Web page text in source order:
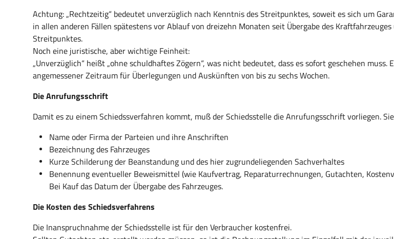
Achtung: „Rechtzeitig“ bedeutet unverzüglich nach Kenntnis des Streitpunktes, soweit es sich um
in allen anderen Fällen spätestens vor Ablauf von dreizehn Monaten seit Übergabe des
Streitpunktes.
Noch eine juristische, aber wichtige Feinheit:
„Unverzüglich“ heißt „ohne schuldhaftes Zögern“, was nicht bedeutet, dass es sofort geschehen
angemessener Zeitraum für Überlegungen und Auskünften von bis zu sechs Wochen.
Die Anrufungsschrift
Damit es zu einem Schiedssverfahren kommt, muß der Schiedsstelle die Anrufungsschrift vorliegen.
Name oder Firma der Parteien und ihre Anschriften
Bezeichnung des Fahrzeuges
Kurze Schilderung der Beanstandung und des hier zugrundeliegenden Sachverhaltes
Benennung eventueller Beweismittel (wie Kaufvertrag, Reparaturrechnungen, Gutachten,
Bei Kauf das Datum der Übergabe des Fahrzeuges.
Die Kosten des Schiedsverfahrens
Die Inanspruchnahme der Schiedsstelle ist für den Verbraucher kostenfrei.